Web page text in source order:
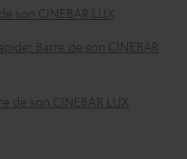
son CINEBAR LUX
Barre de son CINEBAR
de son CINEBAR LUX